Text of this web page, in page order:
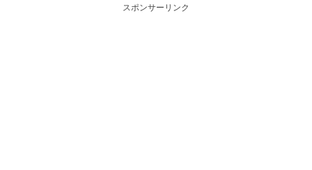
スポンサーリンク